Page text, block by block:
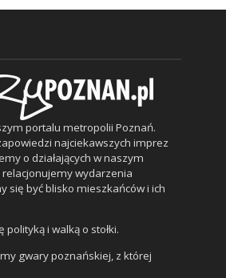
portalu metropolii Poznań.
najciekawszych imprez
o działających w naszym
wydarzenia
się być blisko mieszkańców i ich
i walką o stołki.
gwary poznańskiej, z której